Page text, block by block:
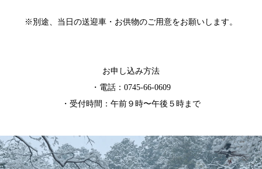
※別途、当日の送迎車・お供物のご用意をお願いします。
お申し込み方法
・電話：0745-66-0609
・受付時間：午前９時〜午後５時まで